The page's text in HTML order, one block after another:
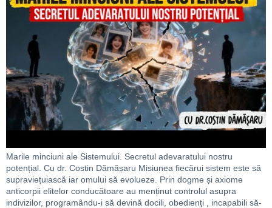
Marile minciuni ale Sistemului. Secretul adevaratului nostru
potențial. Cu dr. Costin Dămășaru Misiunea fiecărui sistem este să
supraviețuiască iar omului să evolueze. Prin dogme și axiome
anticorpii elitelor conducătoare au menținut controlul asupra
indivizilor, programându-i să devină docili, obedienți , incapabili să-